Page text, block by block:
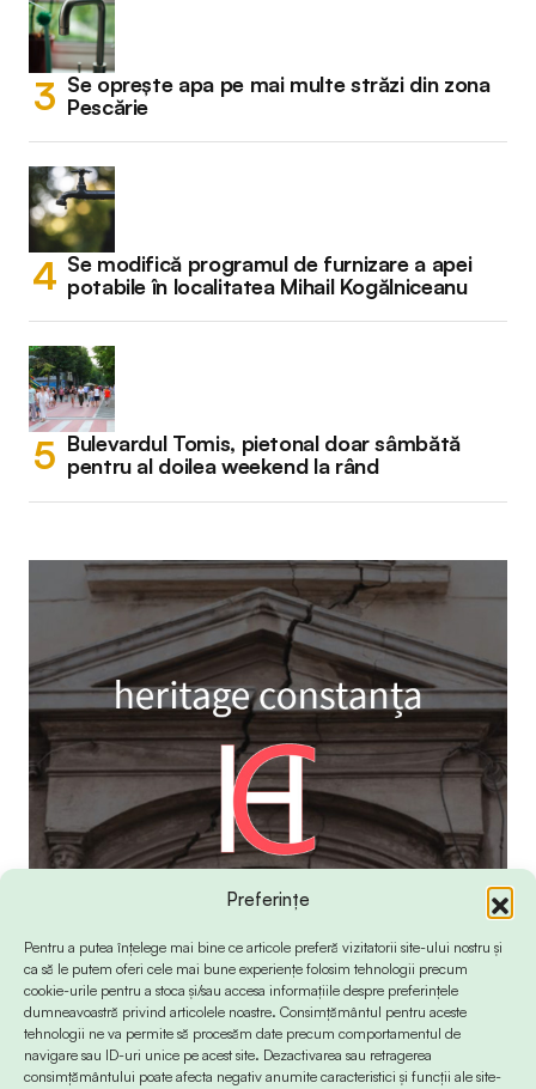
Preferințe
Pentru a putea înțelege mai bine ce articole preferă vizitatorii site-ului nostru și
ca să le putem oferi cele mai bune experiențe folosim tehnologii precum
cookie-urile pentru a stoca și/sau accesa informațiile despre preferințele
dumneavoastră privind articolele noastre. Consimțământul pentru aceste
tehnologii ne va permite să procesăm date precum comportamentul de
navigare sau ID-uri unice pe acest site. Dezactivarea sau retragerea
consimțământului poate afecta negativ anumite caracteristici și funcții ale site-
Se oprește apa pe mai multe străzi din zona
Pescărie
Se modifică programul de furnizare a apei
potabile în localitatea Mihail Kogălniceanu
Bulevardul Tomis, pietonal doar sâmbătă
pentru al doilea weekend la rând